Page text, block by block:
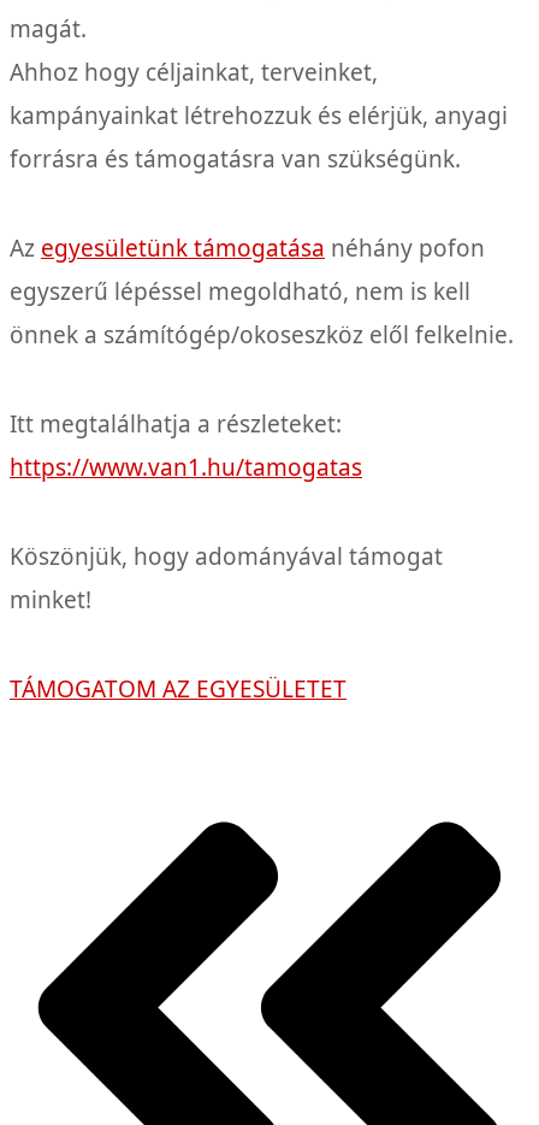
magát.
Ahhoz hogy céljainkat, terveinket,
kampányainkat létrehozzuk és elérjük, anyagi
forrásra és támogatásra van szükségünk.
Az egyesületünk támogatása néhány pofon
egyszerű lépéssel megoldható, nem is kell
önnek a számítógép/okoseszköz elől felkelnie.
Itt megtalálhatja a részleteket:
https://www.van1.hu/tamogatas
Köszönjük, hogy adományával támogat
minket!
TÁMOGATOM AZ EGYESÜLETET